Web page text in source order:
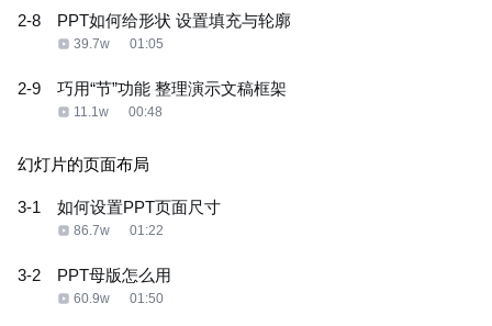
2-8 PPT如何给形状 设置填充与轮廓
39.7w 01:05
2-9 巧用“节”功能 整理演示文稿框架
11.1w 00:48
幻灯片的页面布局
3-1 如何设置PPT页面尺寸
86.7w 01:22
3-2 PPT母版怎么用
60.9w 01:50